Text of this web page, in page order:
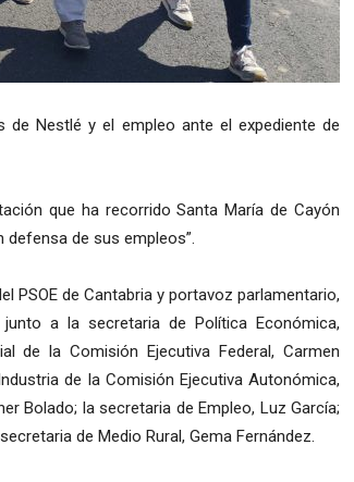
de Nestlé y el empleo ante el expediente de
que ha recorrido Santa María de Cayón
de sus empleos”.
PSOE de Cantabria y portavoz parlamentario,
a la secretaria de Política Económica,
de la Comisión Ejecutiva Federal, Carmen
de la Comisión Ejecutiva Autonómica,
Bolado; la secretaria de Empleo, Luz García;
de Medio Rural, Gema Fernández.